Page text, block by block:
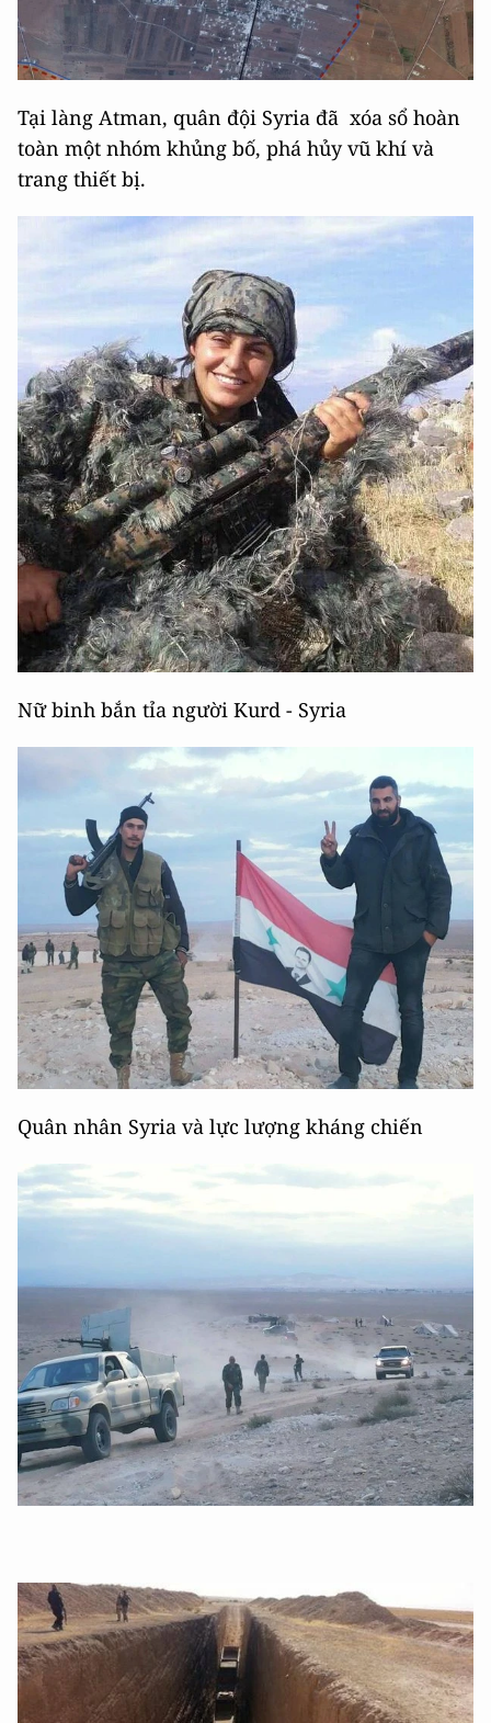
Tại làng Atman, quân đội Syria đã xóa sổ hoàn
toàn một nhóm khủng bố, phá hủy vũ khí và
trang thiết bị.
Nữ binh bắn tỉa người Kurd - Syria
Quân nhân Syria và lực lượng kháng chiến